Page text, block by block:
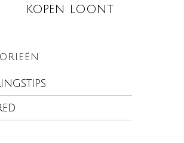
kopen loont